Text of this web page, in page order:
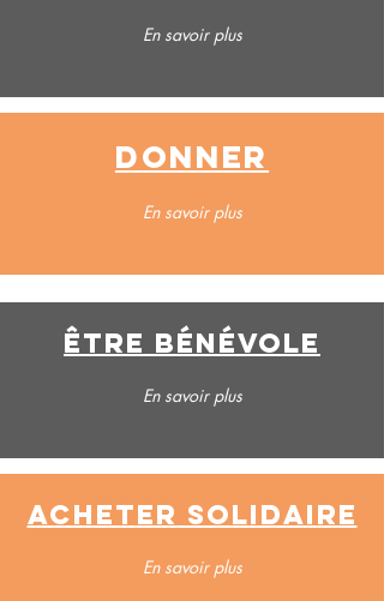
En savoir plus
Donner
En savoir plus
être bénévole
En savoir plus
acheter solidaire
En savoir plus